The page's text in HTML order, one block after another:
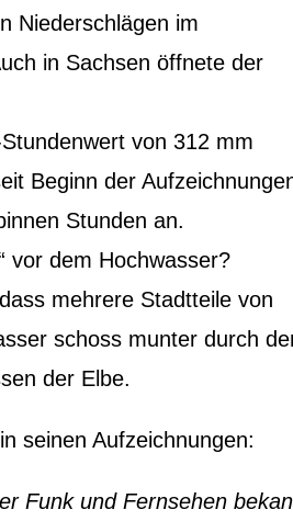
Niederschlägen im
in Sachsen öffnete der
von 312 mm
Beginn der
Stunden an.
vor dem Hochwasser?
mehrere Stadtteile von
schoss munter durch
der Elbe.
seinen Aufzeichnungen:
Funk und Fernsehen